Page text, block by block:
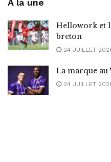
Hellowork et
breton
24 JUILLET
La marque au
24 JUILLET